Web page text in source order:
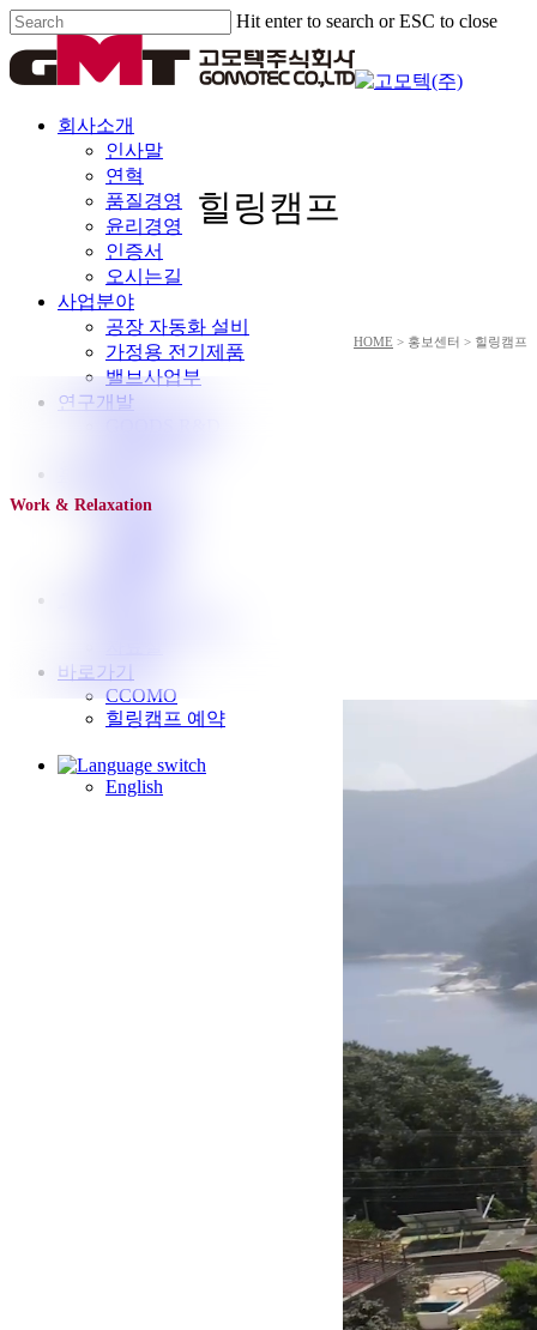
Skip
to
main
content
Hit enter to search or ESC to close
Search
Menu
회사소개
인사말
연혁
품질경영
윤리경영
인증서
오시는길
사업분야
공장 자동화 설비
가정용 전기제품
밸브사업부
연구개발
공지사항
바로가기
CCOMO
힐링캠프 예약
English
힐링캠프
HOME > 홍보센터 > 힐링캠프
Work & Relaxation